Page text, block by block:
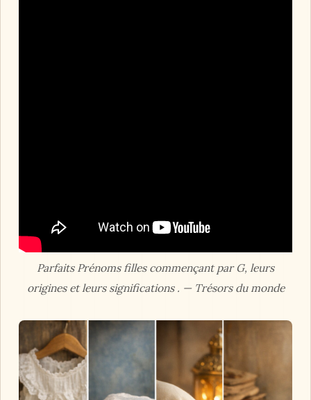
Parfaits Prénoms filles commençant par G, leurs
origines et leurs significations . — Trésors du monde